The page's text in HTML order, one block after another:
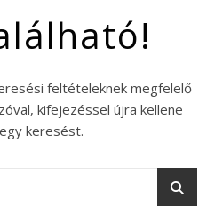
feltételeknek megfelelő
kifejezéssel újra kellene
keresést.